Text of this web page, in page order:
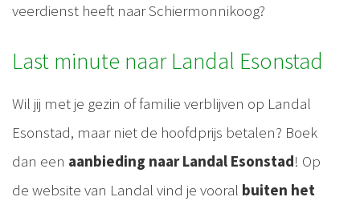
veerdienst heeft naar Schiermonnikoog?
Last minute naar Landal Esonstad
Wil jij met je gezin of familie verblijven op Landal
Esonstad, maar niet de hoofdprijs betalen? Boek
dan een aanbieding naar Landal Esonstad! Op
de website van Landal vind je vooral buiten het